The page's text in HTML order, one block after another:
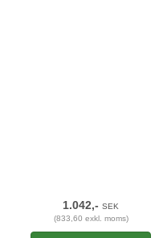
1.042,-SEK
(833,60 exkl. moms)